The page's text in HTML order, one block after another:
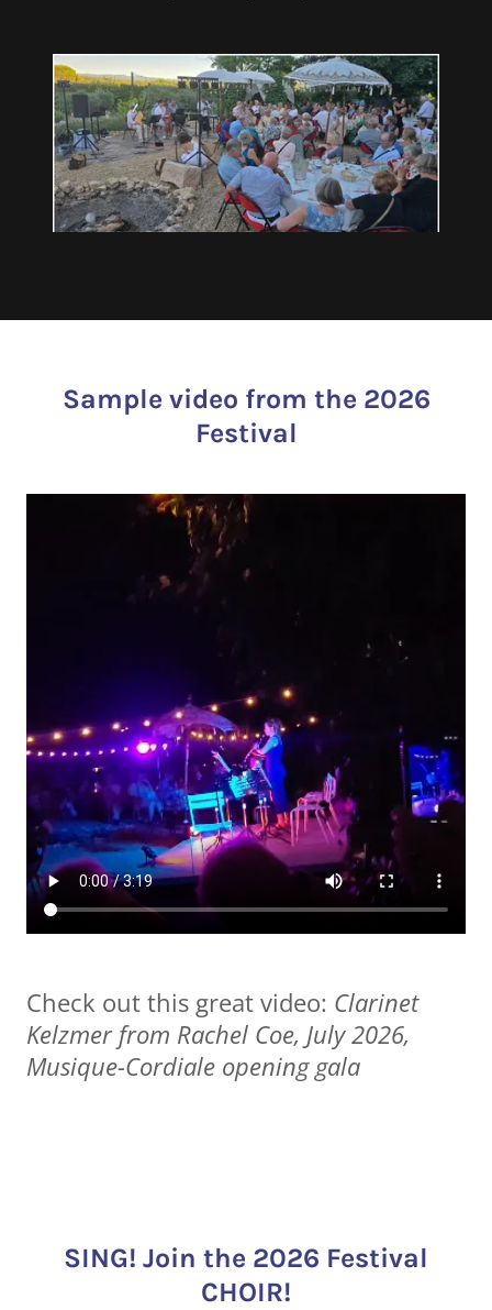
Sample video from the 2026
Festival
Check out this great video: Clarinet
Kelzmer from Rachel Coe, July 2026,
Musique-Cordiale opening gala
SING! Join the 2026 Festival
CHOIR!